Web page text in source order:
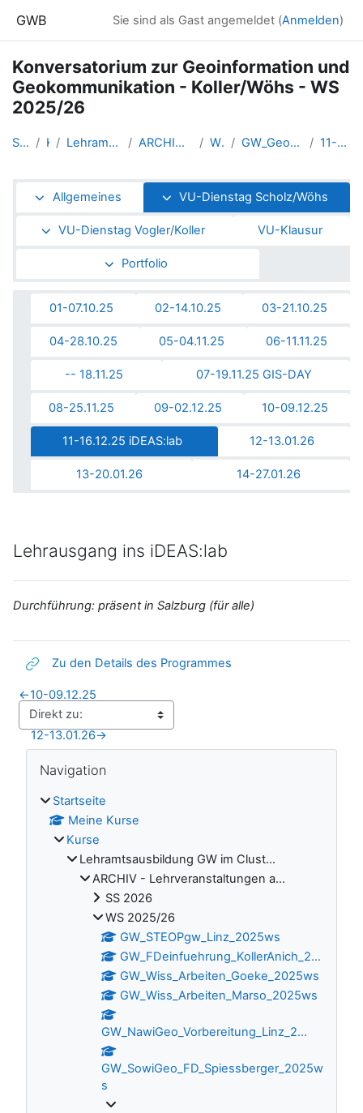
GWB Sie sind als Gast angemeldet (Anmelden)
Konversatorium zur Geoinformation und
Geokommunikation - Koller/Wöhs - WS
2025/26
Startseite Kurse Lehramtsausbildung GW im Clust... ARCHIV - Lehrveranstaltungen a... WS 2025/26 GW_Geomedien_KOGeoinformation_... 11-16.12.25 iDEAS:lab
Abschnittsübersicht
Allgemeines VU-Dienstag Scholz/Wöhs
VU-Dienstag Vogler/Koller VU-Klausur
Portfolio
01-07.10.25 02-14.10.25 03-21.10.25
04-28.10.25 05-04.11.25 06-11.11.25
-- 18.11.25 07-19.11.25 GIS-DAY
08-25.11.25 09-02.12.25 10-09.12.25
11-16.12.25 iDEAS:lab 12-13.01.26
13-20.01.26 14-27.01.26
Lehrausgang ins iDEAS:lab
Durchführung: präsent in Salzburg (für alle)
Zu den Details des Programmes
←10-09.12.25
→
12-13.01.26
Blöcke
Navigation
Startseite
Meine Kurse
Kurse
Lehramtsausbildung GW im Clust...
ARCHIV - Lehrveranstaltungen a...
SS 2026
WS 2025/26
GW_STEOPgw_Linz_2025ws
GW_FDeinfuehrung_KollerAnich_2...
GW_Wiss_Arbeiten_Goeke_2025ws
GW_Wiss_Arbeiten_Marso_2025ws
GW_NawiGeo_Vorbereitung_Linz_2...
GW_SowiGeo_FD_Spiessberger_2025w
s